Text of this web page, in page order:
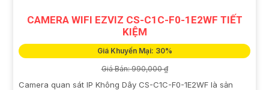
CAMERA WIFI EZVIZ CS-C1C-F0-1E2WF TIẾT
KIỆM
Giá Khuyến Mại: 30%
Giá Bán: 990,000 ₫
Camera quan sát IP Không Dây CS-C1C-F0-1E2WF là sản